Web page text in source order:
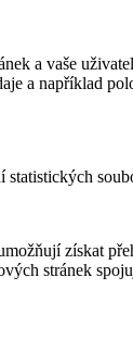
a vaše
a například
získat
stránek